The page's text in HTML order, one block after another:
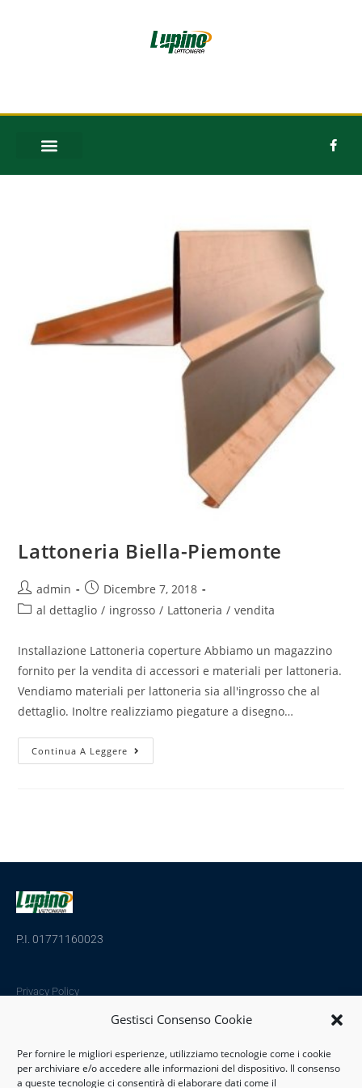
Gestisci Consenso Cookie
Per fornire le migliori esperienze, utilizziamo tecnologie come i cookie
per archiviare e/o accedere alle informazioni del dispositivo. Il consenso
a queste tecnologie ci consentirà di elaborare dati come il
Lattoneria Biella-Piemonte
admin
Dicembre 7, 2018
al dettaglio / ingrosso / Lattoneria / vendita
Installazione Lattoneria coperture Abbiamo un magazzino
fornito per la vendita di accessori e materiali per lattoneria.
Vendiamo materiali per lattoneria sia all'ingrosso che al
dettaglio. Inoltre realizziamo piegature a disegno…
Continua A Leggere
P.I. 01771160023
Privacy Policy